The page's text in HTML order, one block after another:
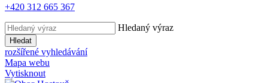
+420 312 665 367
Hledaný výraz
Hledat
rozšířené vyhledávání
Mapa webu
Vytisknout